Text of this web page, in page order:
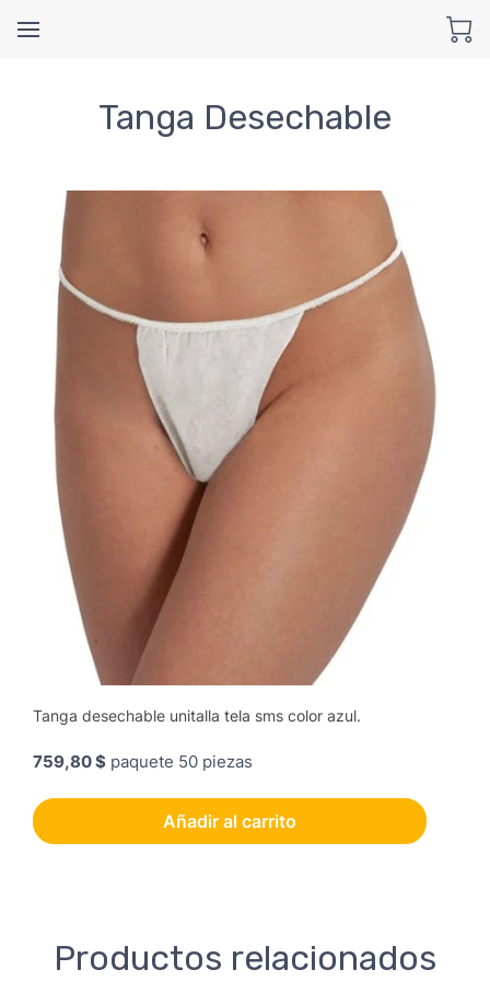
Tanga Desechable
Tanga desechable unitalla tela sms color azul.
759,80 $ paquete 50 piezas
Añadir al carrito
Productos relacionados